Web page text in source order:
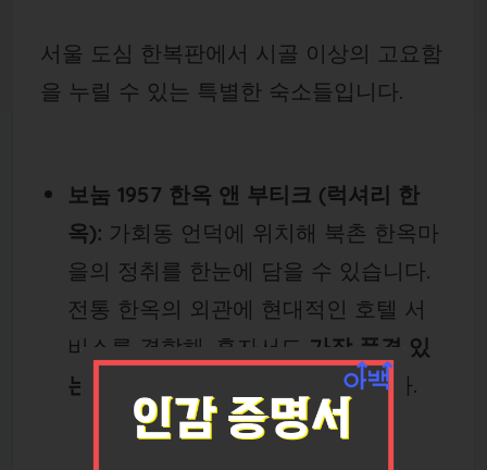
서울 도심 한복판에서 시골 이상의 고요함
을 누릴 수 있는 특별한 숙소들입니다.
보눔 1957 한옥 앤 부티크 (럭셔리 한
옥): 가회동 언덕에 위치해 북촌 한옥마
을의 정취를 한눈에 담을 수 있습니다.
전통 한옥의 외관에 현대적인 호텔 서
비스를 결합해, 혼자서도 가장 품격 있
는 휴식
을 취하기에 안성맞춤입니다.